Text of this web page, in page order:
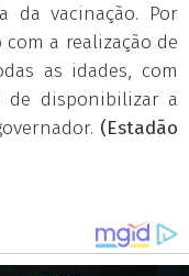
da vacinação. Por
a realização de
as idades, com
de disponibilizar a
(Estadão